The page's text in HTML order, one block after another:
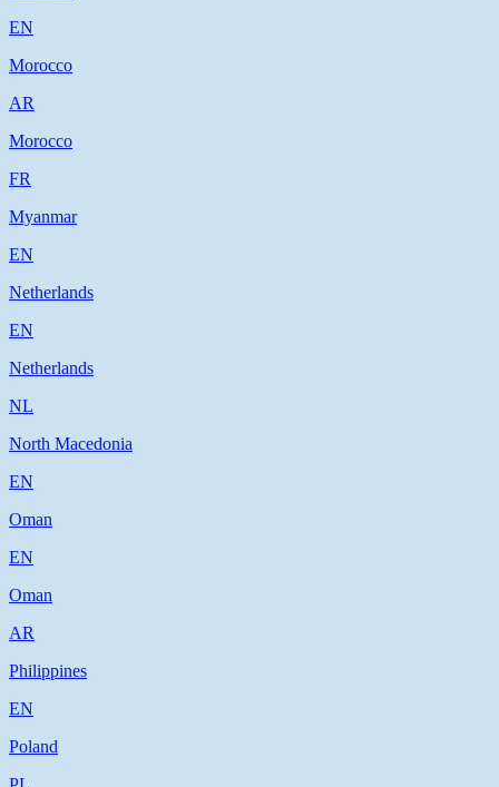
EN
Morocco
AR
Morocco
FR
Myanmar
EN
Netherlands
EN
Netherlands
NL
North Macedonia
EN
Oman
EN
Oman
AR
Philippines
EN
Poland